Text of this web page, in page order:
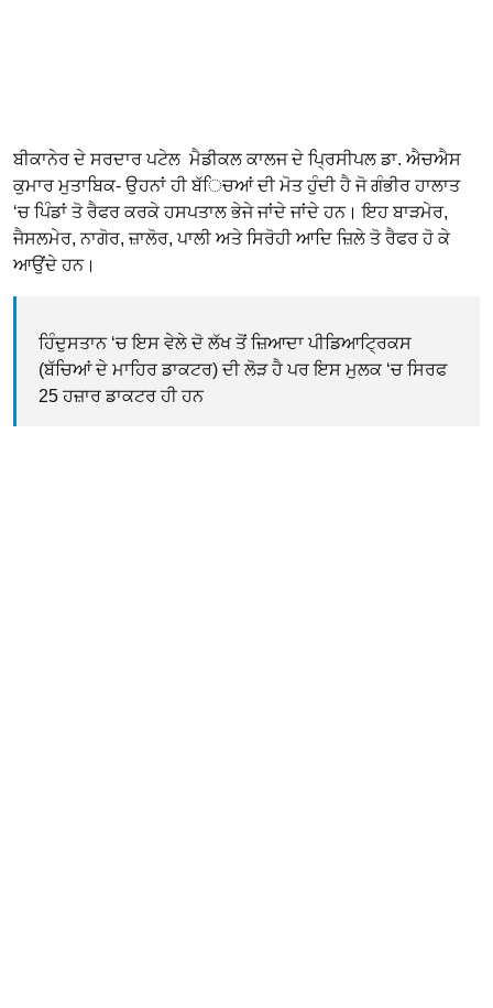
ਬੀਕਾਨੇਰ ਦੇ ਸਰਦਾਰ ਪਟੇਲ ਮੈਡੀਕਲ ਕਾਲਜ ਦੇ ਪ੍ਰਿਸੀਪਲ ਡਾ. ਐਚਐਸ
ਕੁਮਾਰ ਮੁਤਾਬਿਕ- ਉਹਨਾਂ ਹੀ ਬੱਿਚਆਂ ਦੀ ਮੋਤ ਹੁੰਦੀ ਹੈ ਜੋ ਗੰਭੀਰ ਹਾਲਾਤ
‘ਚ ਪਿੰਡਾਂ ਤੋ ਰੈਫਰ ਕਰਕੇ ਹਸਪਤਾਲ ਭੇਜੇ ਜਾਂਦੇ ਜਾਂਦੇ ਹਨ। ਇਹ ਬਾੜਮੇਰ,
ਜੈਸਲਮੇਰ, ਨਾਗੋਰ, ਜ਼ਾਲੋਰ, ਪਾਲੀ ਅਤੇ ਸਿਰੋਹੀ ਆਦਿ ਜ਼ਿਲੇ ਤੋ ਰੈਫਰ ਹੋ ਕੇ
ਆਉਂਦੇ ਹਨ।
ਹਿੰਦੁਸਤਾਨ ‘ਚ ਇਸ ਵੇਲੇ ਦੋ ਲੱਖ ਤੋਂ ਜ਼ਿਆਦਾ ਪੀਡਿਆਟ੍ਰਿਕਸ
(ਬੱਚਿਆਂ ਦੇ ਮਾਹਿਰ ਡਾਕਟਰ) ਦੀ ਲੋੜ ਹੈ ਪਰ ਇਸ ਮੁਲਕ ‘ਚ ਸਿਰਫ
25 ਹਜ਼ਾਰ ਡਾਕਟਰ ਹੀ ਹਨ